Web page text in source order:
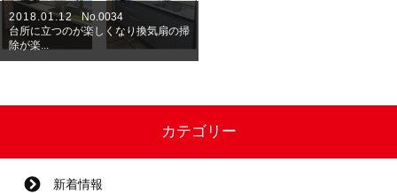
2018.01.12
No.0034
台所に立つのが楽しくなり換気扇の掃
除が楽...
カテゴリー
新着情報